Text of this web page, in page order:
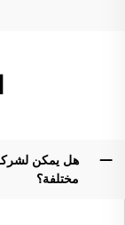
هل يمكن
مختلفة؟